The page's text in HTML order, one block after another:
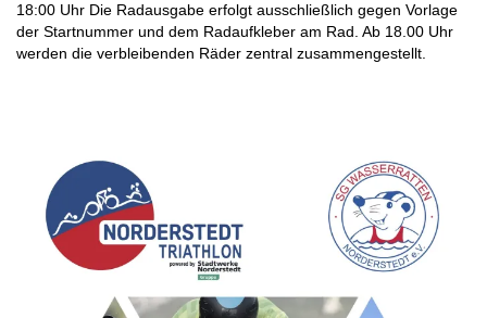
18:00 Uhr Die Radausgabe erfolgt ausschließlich gegen Vorlage
der Startnummer und dem Radaufkleber am Rad. Ab 18.00 Uhr
werden die verbleibenden Räder zentral zusammengestellt.